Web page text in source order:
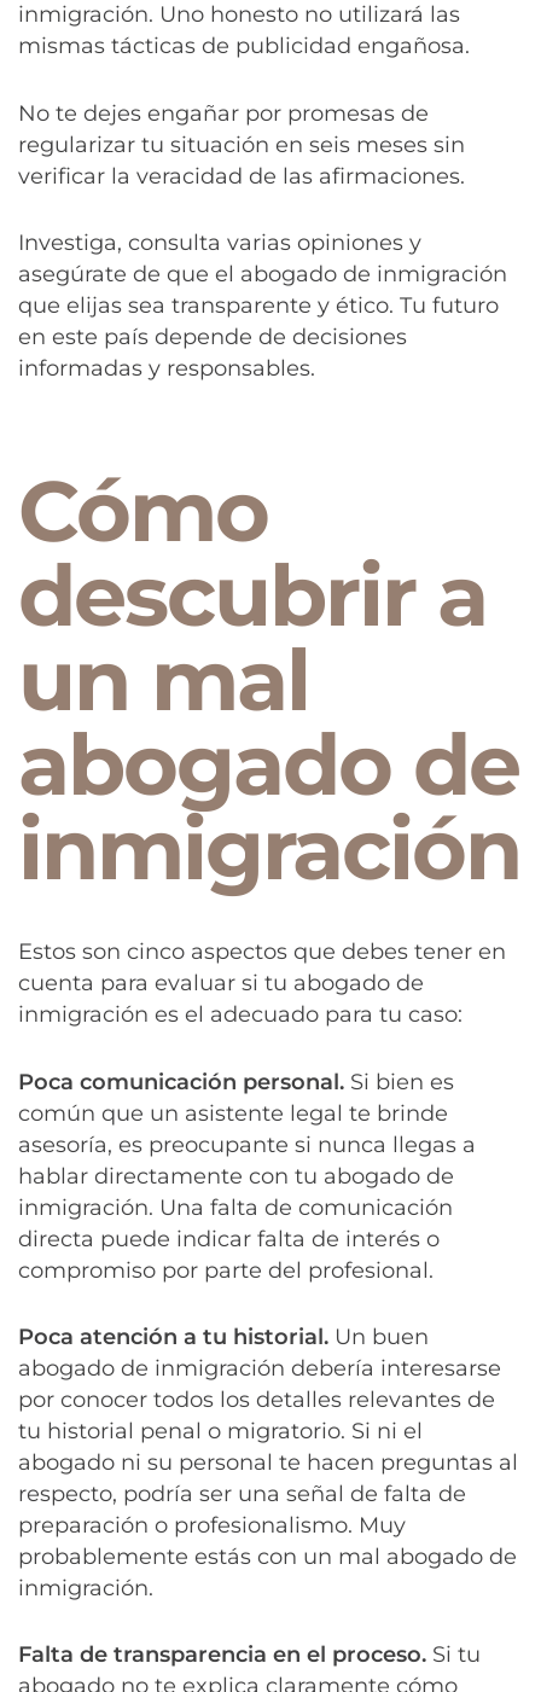
inmigración. Uno honesto no utilizará las
mismas tácticas de publicidad engañosa.
No te dejes engañar por promesas de
regularizar tu situación en seis meses sin
verificar la veracidad de las afirmaciones.
Investiga, consulta varias opiniones y
asegúrate de que el abogado de inmigración
que elijas sea transparente y ético. Tu futuro
en este país depende de decisiones
informadas y responsables.
Cómo
descubrir a
un mal
abogado de
inmigración
Estos son cinco aspectos que debes tener en
cuenta para evaluar si tu abogado de
inmigración es el adecuado para tu caso:
Poca comunicación personal. Si bien es
común que un asistente legal te brinde
asesoría, es preocupante si nunca llegas a
hablar directamente con tu abogado de
inmigración. Una falta de comunicación
directa puede indicar falta de interés o
compromiso por parte del profesional.
Poca atención a tu historial. Un buen
abogado de inmigración debería interesarse
por conocer todos los detalles relevantes de
tu historial penal o migratorio. Si ni el
abogado ni su personal te hacen preguntas al
respecto, podría ser una señal de falta de
preparación o profesionalismo. Muy
probablemente estás con un mal abogado de
inmigración.
Falta de transparencia en el proceso. Si tu
abogado no te explica claramente cómo